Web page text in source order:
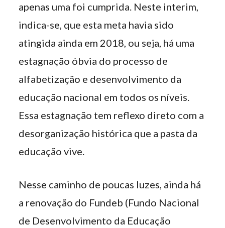
apenas uma foi cumprida. Neste interim,
indica-se, que esta meta havia sido
atingida ainda em 2018, ou seja, há uma
estagnação óbvia do processo de
alfabetização e desenvolvimento da
educação nacional em todos os níveis.
Essa estagnação tem reflexo direto com a
desorganização histórica que a pasta da
educação vive.
Nesse caminho de poucas luzes, ainda há
a renovação do Fundeb (Fundo Nacional
de Desenvolvimento da Educação